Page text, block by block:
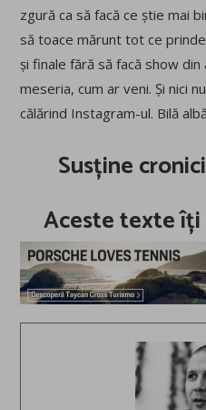
zgură ca să facă ce știe mai
să toace mărunt tot ce
și finale fără să facă show
meseria, cum ar veni. Și nici
călărind Instagram-ul. Bilă
Susține
Aceste texte